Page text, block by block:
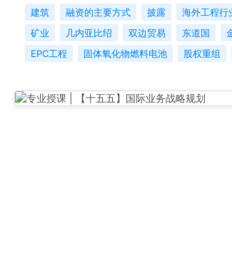
建筑 融资的主要方式 披露
海外工程行
矿业
几内亚比绍 双边贸易 东道国
EPC工程
固体氧化物燃料电池 股权重组